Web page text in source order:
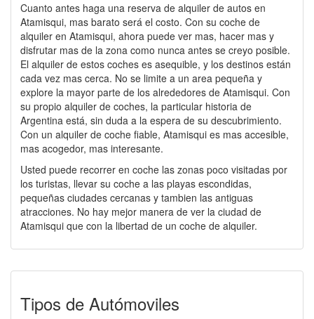
Cuanto antes haga una reserva de alquiler de autos en
Atamisqui, mas barato será el costo. Con su coche de
alquiler en Atamisqui, ahora puede ver mas, hacer mas y
disfrutar mas de la zona como nunca antes se creyo posible.
El alquiler de estos coches es asequible, y los destinos están
cada vez mas cerca. No se limite a un area pequeña y
explore la mayor parte de los alrededores de Atamisqui. Con
su propio alquiler de coches, la particular historia de
Argentina está, sin duda a la espera de su descubrimiento.
Con un alquiler de coche fiable, Atamisqui es mas accesible,
mas acogedor, mas interesante.
Usted puede recorrer en coche las zonas poco visitadas por
los turistas, llevar su coche a las playas escondidas,
pequeñas ciudades cercanas y tambien las antiguas
atracciones. No hay mejor manera de ver la ciudad de
Atamisqui que con la libertad de un coche de alquiler.
Tipos de Autómoviles